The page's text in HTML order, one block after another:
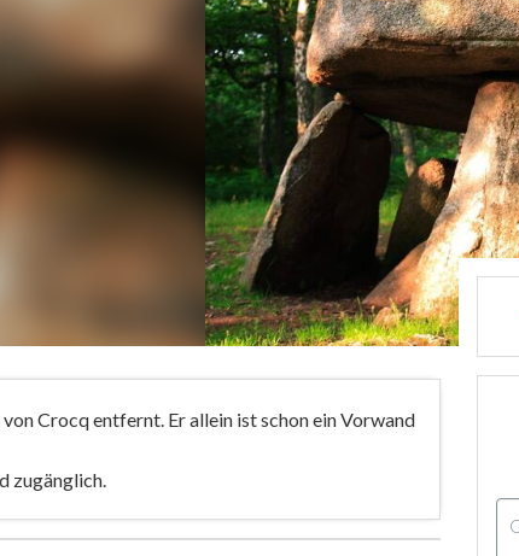
Crocq entfernt. Er allein ist schon ein Vorwand
zugänglich.